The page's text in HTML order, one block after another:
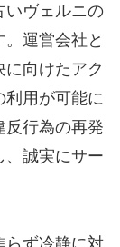
いヴェルニの
運営会社と
向けたアク
利用が可能に
反行為の再発
、誠実にサー